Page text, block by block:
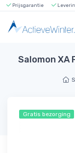
Prijsgarantie
Salomon XA
Gratis bezorging